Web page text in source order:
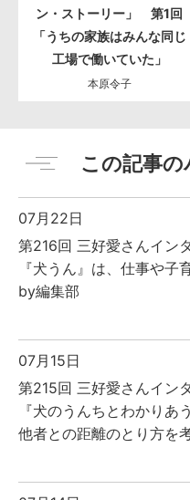
ン・ストーリー」 第1回
「うちの家族はみんな同じ
工場で働いていた」
本原令子
この記事
07月22日
第216回 三好愛さんイン
『犬うん』は、仕事や子
by編集部
07月15日
第215回 三好愛さんイン
『犬のうんちとわかりあ
他者との距離のとり方を